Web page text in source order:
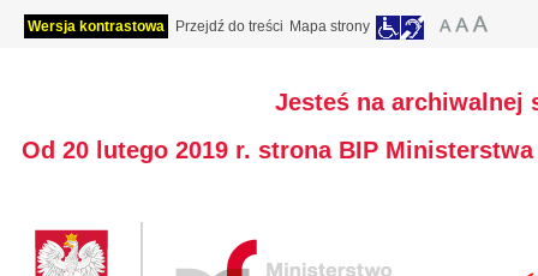
Wersja kontrastowa Przejdź do treści Mapa strony
Jesteś na archiwalnej
Od 20 lutego 2019 r. strona BIP